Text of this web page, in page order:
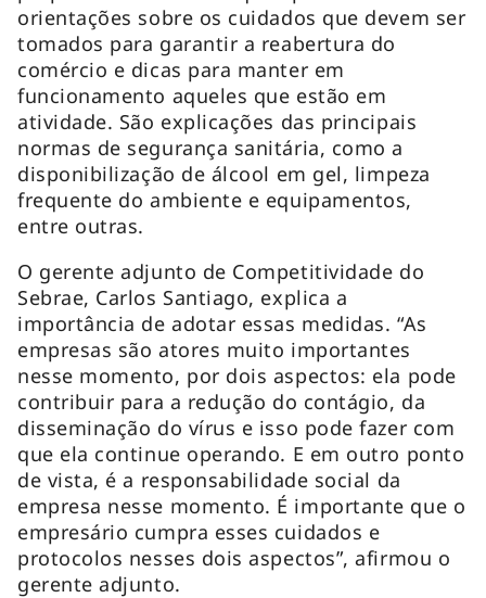
orientações sobre os cuidados que devem ser
tomados para garantir a reabertura do
comércio e dicas para manter em
funcionamento aqueles que estão em
atividade. São explicações das principais
normas de segurança sanitária, como a
disponibilização de álcool em gel, limpeza
frequente do ambiente e equipamentos,
entre outras.
O gerente adjunto de Competitividade do
Sebrae, Carlos Santiago, explica a
importância de adotar essas medidas. “As
empresas são atores muito importantes
nesse momento, por dois aspectos: ela pode
contribuir para a redução do contágio, da
disseminação do vírus e isso pode fazer com
que ela continue operando. E em outro ponto
de vista, é a responsabilidade social da
empresa nesse momento. É importante que o
empresário cumpra esses cuidados e
protocolos nesses dois aspectos”, afirmou o
gerente adjunto.